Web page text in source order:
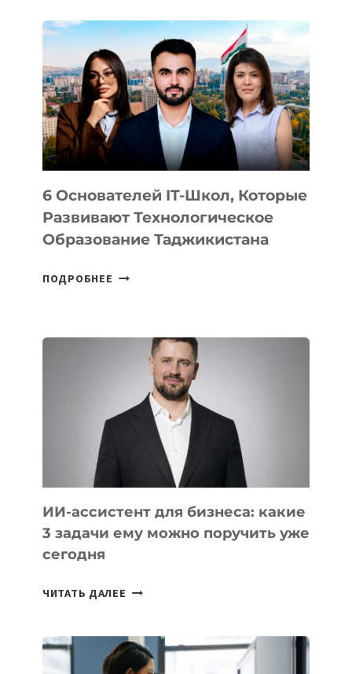
ВНЕШНЕГО
ВИДА
НОВОГО
УСТРОЙСТВА
ОТ
OPENAI
6 Основателей IT-Школ, Которые
Развивают Технологическое
Образование Таджикистана
ПОДРОБНЕЕ
КОТОРЫЕ
РАЗВИВАЮТ
ТЕХНОЛОГИЧЕСКОЕ
ОБРАЗОВАНИЕ
ТАДЖИКИСТАНА
ИИ-ассистент для бизнеса: какие
3 задачи ему можно поручить уже
сегодня
ЧИТАТЬ ДАЛЕЕ ИИ-
БИЗНЕСА:
КАКИЕ